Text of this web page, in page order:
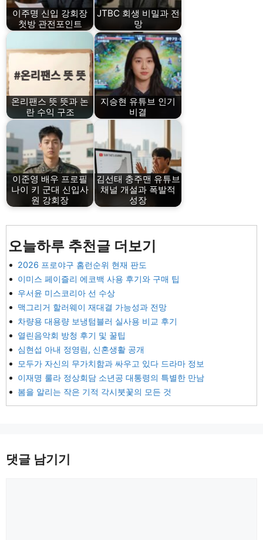
이주명 신입 강회장
첫방 관전포인트
JTBC 회생 비밀과 전
망
온리팬스 뜻 뜻과 논
란 수익 구조
지승현 유튜브 인기
비결
이준영 배우 프로필
나이 키 군대 신입사
원 강회장
김선태 충주맨 유튜브
채널 개설과 폭발적
성장
오늘하루 추천글 더보기
2026 프로야구 홈런순위 현재 판도
이미스 페이즐리 에코백 사용 후기와 구매 팁
우서윤 미스코리아 선 수상
맥그리거 할러웨이 재대결 가능성과 전망
차량용 대용량 보냉텀블러 실사용 비교 후기
열린음악회 방청 후기 및 꿀팁
심현섭 아내 정영림, 신혼생활 공개
모두가 자신의 무가치함과 싸우고 있다 드라마 정보
이재명 룰라 정상회담 소년공 대통령의 특별한 만남
봄을 알리는 작은 기적 각시붓꽃의 모든 것
댓글 남기기